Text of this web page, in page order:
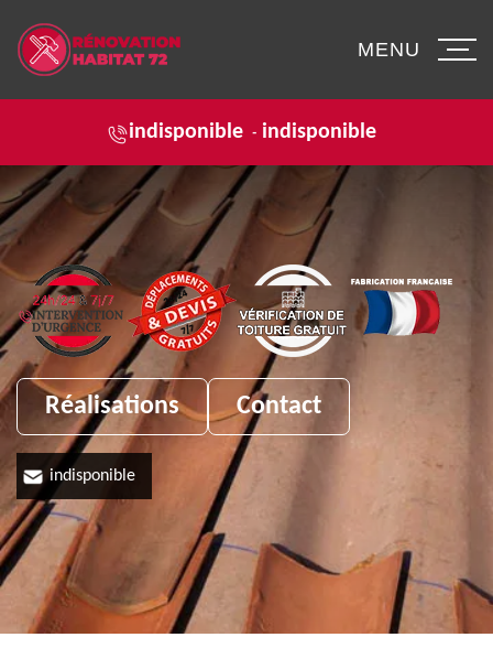
indisponible - indisponible
MENU
Réalisations Contact
indisponible